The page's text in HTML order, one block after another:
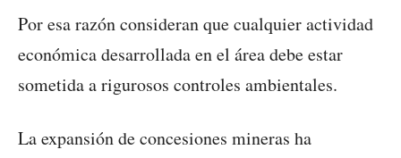
Por esa razón consideran que cualquier actividad
económica desarrollada en el área debe estar
sometida a rigurosos controles ambientales.
La expansión de concesiones mineras ha